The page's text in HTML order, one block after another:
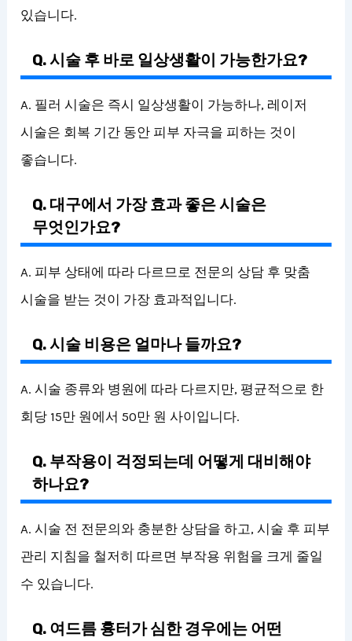
있습니다.
Q. 시술 후 바로 일상생활이 가능한가요?
A. 필러 시술은 즉시 일상생활이 가능하나, 레이저
시술은 회복 기간 동안 피부 자극을 피하는 것이
좋습니다.
Q. 대구에서 가장 효과 좋은 시술은
무엇인가요?
A. 피부 상태에 따라 다르므로 전문의 상담 후 맞춤
시술을 받는 것이 가장 효과적입니다.
Q. 시술 비용은 얼마나 들까요?
A. 시술 종류와 병원에 따라 다르지만, 평균적으로 한
회당 15만 원에서 50만 원 사이입니다.
Q. 부작용이 걱정되는데 어떻게 대비해야
하나요?
A. 시술 전 전문의와 충분한 상담을 하고, 시술 후 피부
관리 지침을 철저히 따르면 부작용 위험을 크게 줄일
수 있습니다.
Q. 여드름 흉터가 심한 경우에는 어떤